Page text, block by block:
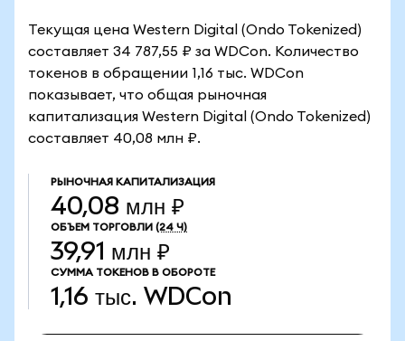
Текущая цена Western Digital (Ondo Tokenized)
составляет 34 787,55 ₽ за WDCon. Количество
токенов в обращении 1,16 тыс. WDCon
показывает, что общая рыночная
капитализация Western Digital (Ondo Tokenized)
составляет 40,08 млн ₽.
РЫНОЧНАЯ КАПИТАЛИЗАЦИЯ
40,08 млн ₽
ОБЪЕМ ТОРГОВЛИ (24 Ч)
39,91 млн ₽
СУММА ТОКЕНОВ В ОБОРОТЕ
1,16 тыс. WDCon